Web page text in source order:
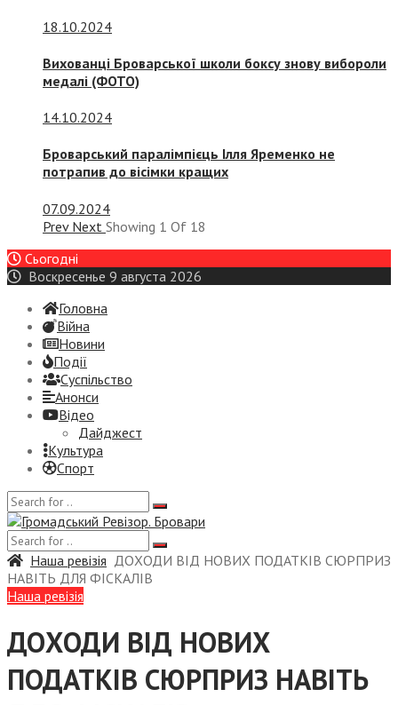
18.10.2024
Вихованці Броварської школи боксу знову вибороли
медалі (ФОТО)
14.10.2024
Броварський паралімпієць Ілля Яременко не
потрапив до вісімки кращих
07.09.2024
Prev Next Showing 1 Of 18
Сьогодні
Воскресенье 9 августа 2026
Головна
Війна
Новини
Події
Суспiльство
Анонси
Відео
Дайджест
Культура
Спорт
Наша ревізія ДОХОДИ ВІД НОВИХ ПОДАТКІВ СЮРПРИЗ
НАВІТЬ ДЛЯ ФІСКАЛІВ
Наша ревізія
ДОХОДИ ВІД НОВИХ
ПОДАТКІВ СЮРПРИЗ НАВІТЬ